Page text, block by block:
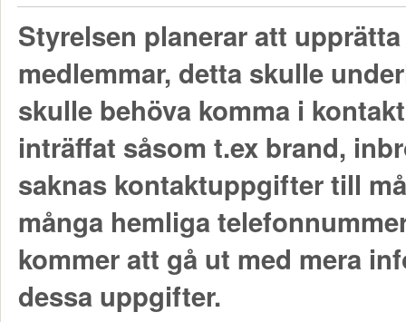
Styrelsen planerar att
medlemmar, detta skulle
skulle behöva komma i
inträffat såsom t.ex brand,
saknas kontaktuppgifter till
många hemliga
kommer att gå ut med mera
dessa uppgifter.